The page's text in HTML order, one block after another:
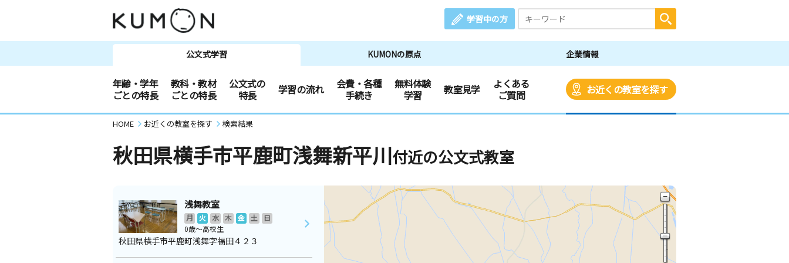
学習中の方
公文式学習 KUMONの原点 企業情報
年齢・学年
ごとの特長
教科・教材
ごとの特長
公文式の
特長
学習の流れ
会費・各種
手続き
無料体験
学習
教室見学
よくある
ご質問
お近くの教室を探す
HOME お近くの教室を探す 検索結果
秋田県横手市平鹿町浅舞新平川付近の公文式教室
浅舞教室
月 火 水 木 金 土
日
0歳～高校生
秋田県横手市平鹿町浅舞字福田４２３